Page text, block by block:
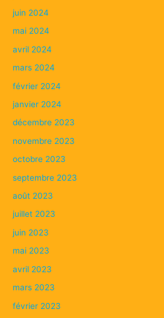
juin 2024
mai 2024
avril 2024
mars 2024
février 2024
janvier 2024
décembre 2023
novembre 2023
octobre 2023
septembre 2023
août 2023
juillet 2023
juin 2023
mai 2023
avril 2023
mars 2023
février 2023